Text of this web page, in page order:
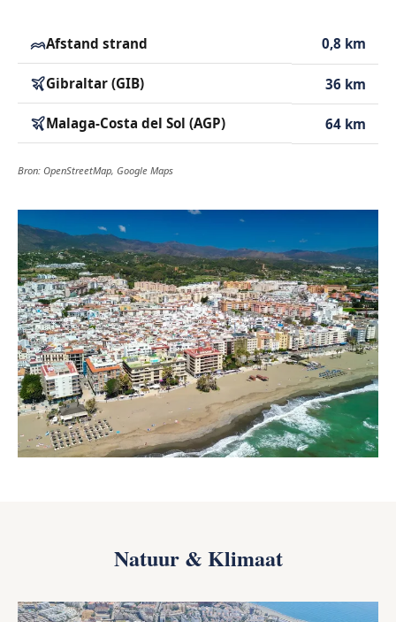
Afstand strand 0,8 km
Gibraltar (GIB) 36 km
Malaga-Costa del Sol (AGP) 64 km
Bron: OpenStreetMap, Google Maps
Natuur & Klimaat